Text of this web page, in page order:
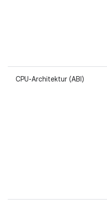
CPU-Architektur (ABI)